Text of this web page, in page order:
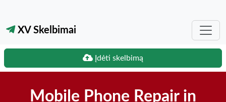
XV Skelbimai
Įdėti skelbimą
Mobile Phone Repair in